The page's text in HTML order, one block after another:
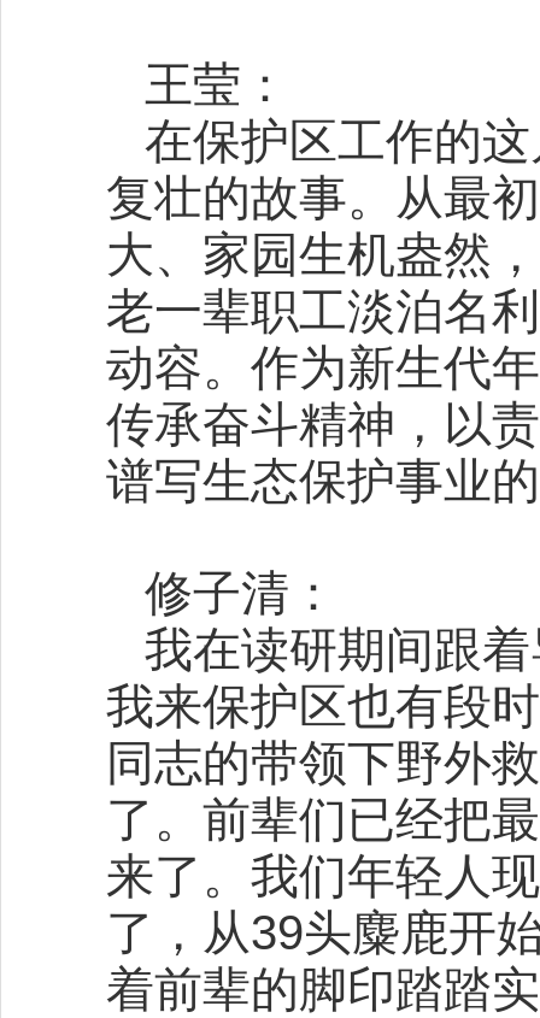
王莹：
在保护区工作的
复壮的故事。从最
大、家园生机盎然
老一辈职工淡泊名
动容。作为新生代
传承奋斗精神，以
谱写生态保护事业
修子清：
我在读研期间跟
我来保护区也有段
同志的带领下野外
了。前辈们已经把
来了。我们年轻人
了，从39头麋鹿开
着前辈的脚印踏踏